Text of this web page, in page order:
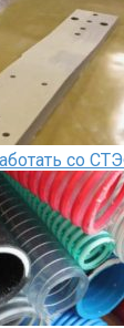
со